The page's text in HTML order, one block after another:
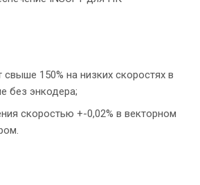
150% на низких скоростях в
без энкодера;
скоростью +-0,02% в векторном